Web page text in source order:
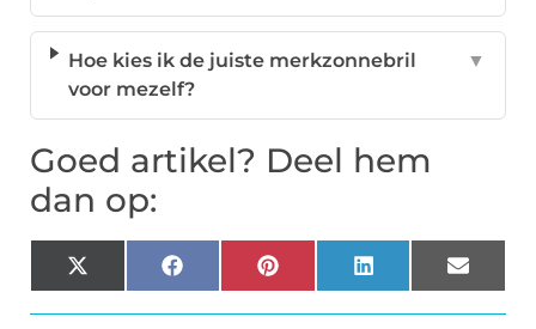
Hoe kies ik de juiste merkzonnebril
voor mezelf?
▼
Goed artikel? Deel hem
dan op:
X
(Twitter)
FacebookPinterestLinkedIn Email